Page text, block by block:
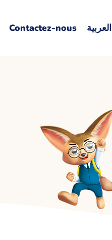
Contactez-nous العربية